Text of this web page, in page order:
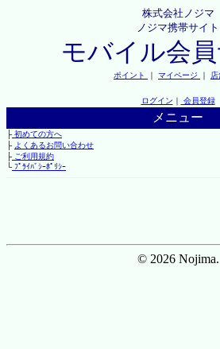
株式会社ノジマ
ノジマ携帯サイト
モバイル会
ポイント ｜ マイページ ｜
ログイン ｜ 会員登録
メニュー
├初めての方へ
├ よくあるお問い合わせ
├ご利用規約
└ﾌﾟﾗｲﾊﾞｼｰﾎﾟﾘｼｰ
© 2026 Nojima.